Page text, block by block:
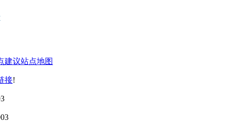
建议站点地图
接!